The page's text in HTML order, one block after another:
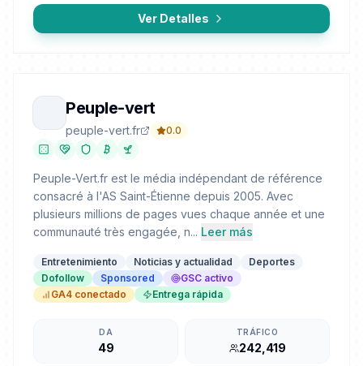
Ver Detalles
Peuple-vert
peuple-vert.fr 0.0
Peuple-Vert.fr est le média indépendant de référence
consacré à l'AS Saint-Étienne depuis 2005. Avec
plusieurs millions de pages vues chaque année et une
communauté très engagée, n... Leer más
Entretenimiento Noticias y actualidad
Deportes
Dofollow
Sponsored
GSC activo
GA4 conectado
Entrega rápida
DA
49
TRÁFICO
242,419